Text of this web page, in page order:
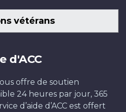
vétérans
d'ACC
offre de soutien
24 heures par jour, 365
d’aide d’ACC est offert